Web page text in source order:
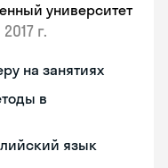
университет
2017 г.
на занятиях
в
язык